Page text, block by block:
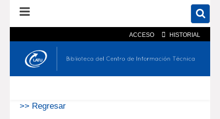
ACCESO HISTORIAL
En el catálogo En el sitio
>> Regresar